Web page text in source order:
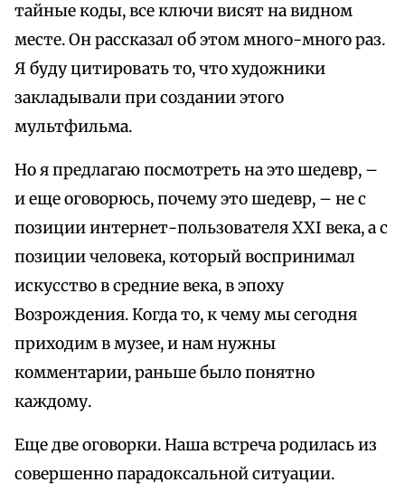
тайные коды, все ключи висят на видном
месте. Он рассказал об этом много-много раз.
Я буду цитировать то, что художники
закладывали при создании этого
мультфильма.
Но я предлагаю посмотреть на это шедевр, –
и еще оговорюсь, почему это шедевр, – не с
позиции интернет-пользователя XXI века, а с
позиции человека, который воспринимал
искусство в средние века, в эпоху
Возрождения. Когда то, к чему мы сегодня
приходим в музее, и нам нужны
комментарии, раньше было понятно
каждому.
Еще две оговорки. Наша встреча родилась из
совершенно парадоксальной ситуации.